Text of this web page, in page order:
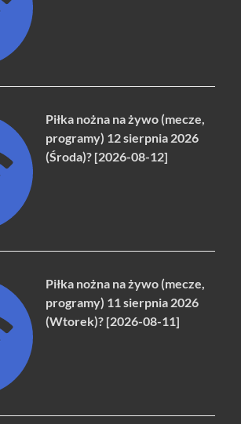
Piłka nożna na żywo (mecze,
programy) 12 sierpnia 2026
(Środa)? [2026-08-12]
Piłka nożna na żywo (mecze,
programy) 11 sierpnia 2026
(Wtorek)? [2026-08-11]